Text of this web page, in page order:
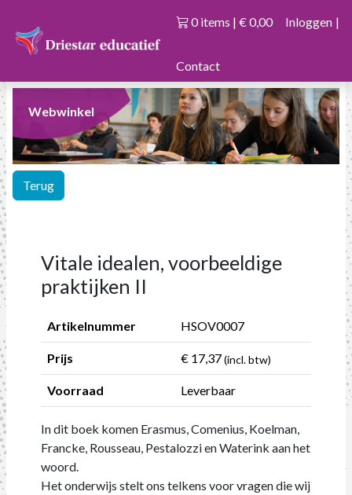
0 items | € 0,00 Inloggen |
Contact
Webwinkel
Terug
Vitale idealen, voorbeeldige
praktijken II
Artikelnummer HSOV0007
Prijs € 17,37(incl. btw)
Voorraad Leverbaar
In dit boek komen Erasmus, Comenius, Koelman,
Francke, Rousseau, Pestalozzi en Waterink aan het
woord.
Het onderwijs stelt ons telkens voor vragen die wij